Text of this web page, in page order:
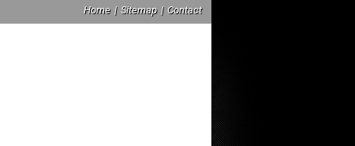
Home | Sitemap | Contact